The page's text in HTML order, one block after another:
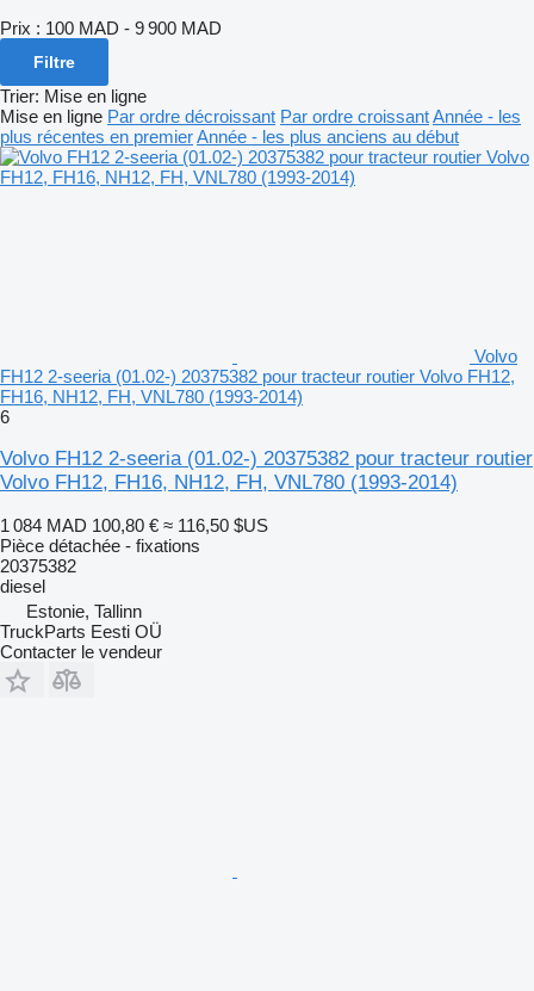
Prix : 100 MAD - 9 900 MAD
Filtre
Trier: Mise en ligne
Mise en ligne Par ordre décroissant Par ordre croissantAnnée - les
plus récentes en premierAnnée - les plus anciens au début
Volvo
FH12 2-seeria (01.02-) 20375382 pour tracteur routier Volvo FH12,
FH16, NH12, FH, VNL780 (1993-2014)
6
Volvo FH12 2-seeria (01.02-) 20375382 pour tracteur routier
Volvo FH12, FH16, NH12, FH, VNL780 (1993-2014)
1 084 MAD 100,80 € ≈ 116,50 $US
Pièce détachée - fixations
20375382
diesel
Estonie, Tallinn
TruckParts Eesti OÜ
Contacter le vendeur